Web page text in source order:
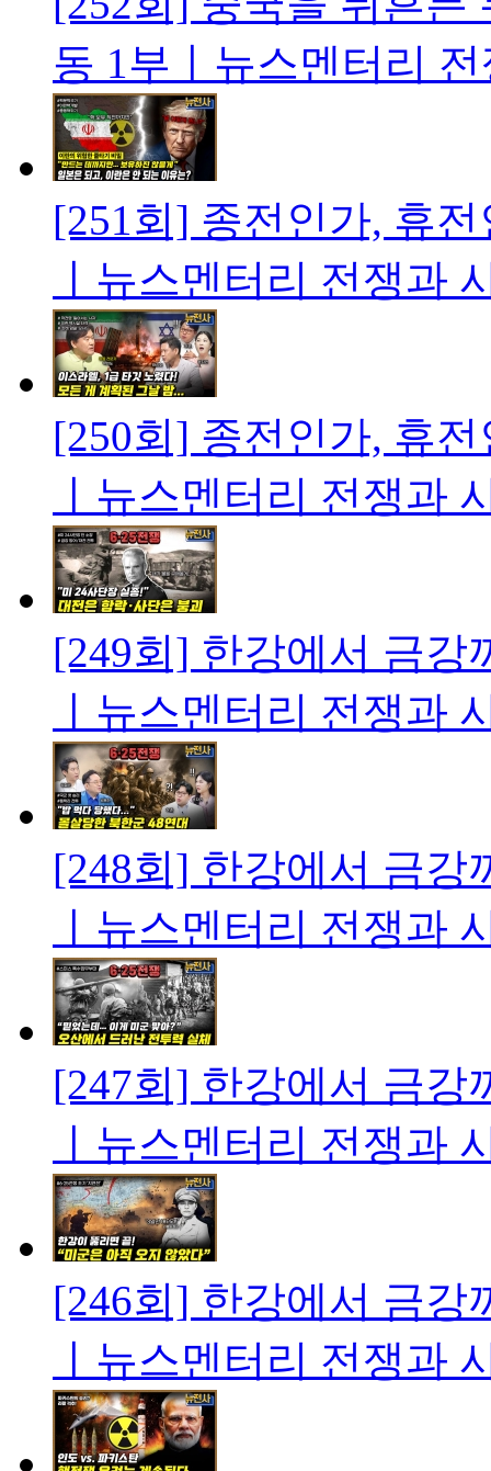
동 1부ㅣ뉴스멘터리
[251회] 종전인가, 휴
ㅣ뉴스멘터리 전쟁과
[250회] 종전인가, 휴
ㅣ뉴스멘터리 전쟁과
[249회] 한강에서 금강
ㅣ뉴스멘터리 전쟁과
[248회] 한강에서 금강
ㅣ뉴스멘터리 전쟁과
[247회] 한강에서 금강
ㅣ뉴스멘터리 전쟁과
[246회] 한강에서 금강
ㅣ뉴스멘터리 전쟁과